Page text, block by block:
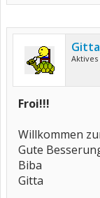
Gitta
Froi!!!
Willkommen
Gute
Biba
Gitta